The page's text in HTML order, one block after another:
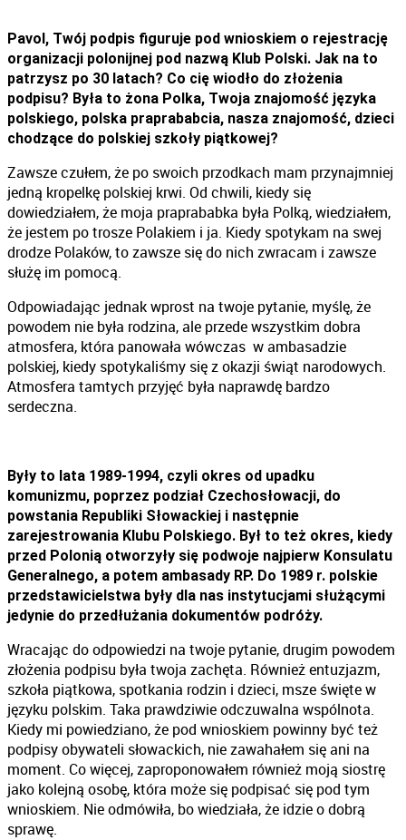
Pavol, Twój podpis figuruje pod wnioskiem o rejestrację
organizacji polonijnej pod nazwą Klub Polski. Jak na to
patrzysz po 30 latach? Co cię wiodło do złożenia
podpisu? Była to żona Polka, Twoja znajomość języka
polskiego, polska praprababcia, nasza znajomość, dzieci
chodzące do polskiej szkoły piątkowej?
Zawsze czułem, że po swoich przodkach mam przynajmniej
jedną kropelkę polskiej krwi. Od chwili, kiedy się
dowiedziałem, że moja praprababka była Polką, wiedziałem,
że jestem po trosze Polakiem i ja. Kiedy spotykam na swej
drodze Polaków, to zawsze się do nich zwracam i zawsze
służę im pomocą.
Odpowiadając jednak wprost na twoje pytanie, myślę, że
powodem nie była rodzina, ale przede wszystkim dobra
atmosfera, która panowała wówczas w ambasadzie
polskiej, kiedy spotykaliśmy się z okazji świąt narodowych.
Atmosfera tamtych przyjęć była naprawdę bardzo
serdeczna.
Były to lata 1989-1994, czyli okres od upadku
komunizmu, poprzez podział Czechosłowacji, do
powstania Republiki Słowackiej i następnie
zarejestrowania Klubu Polskiego. Był to też okres, kiedy
przed Polonią otworzyły się podwoje najpierw Konsulatu
Generalnego, a potem ambasady RP. Do 1989 r. polskie
przedstawicielstwa były dla nas instytucjami służącymi
jedynie do przedłużania dokumentów podróży.
Wracając do odpowiedzi na twoje pytanie, drugim powodem
złożenia podpisu była twoja zachęta. Również entuzjazm,
szkoła piątkowa, spotkania rodzin i dzieci, msze święte w
języku polskim. Taka prawdziwie odczuwalna wspólnota.
Kiedy mi powiedziano, że pod wnioskiem powinny być też
podpisy obywateli słowackich, nie zawahałem się ani na
moment. Co więcej, zaproponowałem również moją siostrę
jako kolejną osobę, która może się podpisać się pod tym
wnioskiem. Nie odmówiła, bo wiedziała, że idzie o dobrą
sprawę.